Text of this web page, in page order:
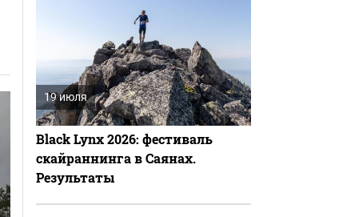
19 июля
Black Lynx 2026: фестиваль
скайраннинга в Саянах.
Результаты